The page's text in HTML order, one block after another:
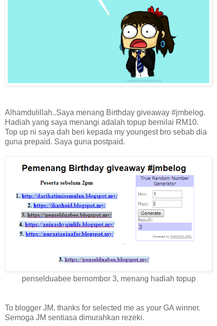
Alhamdulillah..Saya menang Birthday giveaway #jmbelog.
Hadiah yang saya menangi adalah topup bernilai RM10.
Top up ni saya dah beri kepada my youngest bro sebab dia
guna prepaid. Saya guna postpaid.
penselduabee bernombor 3, menang hadiah topup
To blogger JM, thanks for selected me as your GA winner.
Semoga JM sentiasa dimurahkan rezeki.